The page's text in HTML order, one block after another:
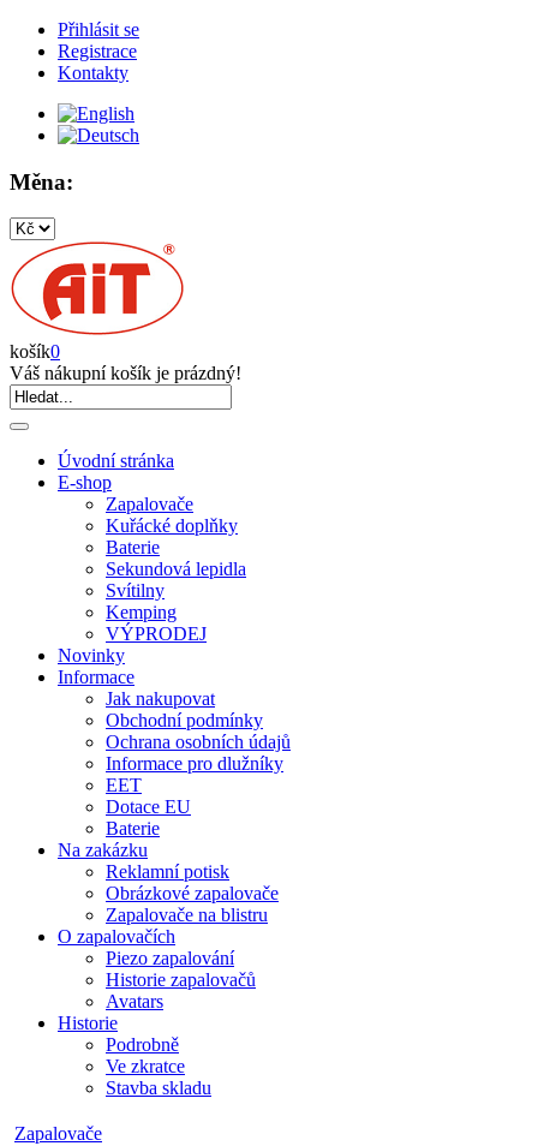
Přihlásit se
Registrace
Kontakty
Měna:
košík0
Váš nákupní košík je prázdný!
Úvodní stránka
E-shop
Zapalovače
Kuřácké doplňky
Baterie
Sekundová lepidla
Svítilny
Kemping
VÝPRODEJ
Novinky
Informace
Jak nakupovat
Obchodní podmínky
Ochrana osobních údajů
Informace pro dlužníky
EET
Dotace EU
Baterie
Na zakázku
Reklamní potisk
Obrázkové zapalovače
Zapalovače na blistru
O zapalovačích
Piezo zapalování
Historie zapalovačů
Avatars
Historie
Podrobně
Ve zkratce
Stavba skladu
Zapalovače